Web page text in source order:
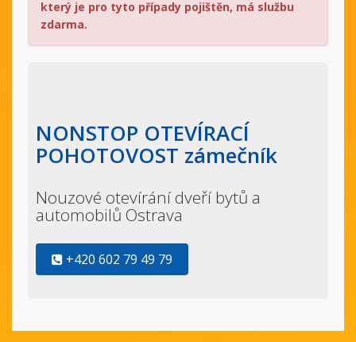
který je pro tyto případy pojištěn, má službu
zdarma.
NONSTOP OTEVÍRACÍ
POHOTOVOST zámečník
Nouzové otevírání dveří bytů a
automobilů Ostrava
+420 602 79 49 79